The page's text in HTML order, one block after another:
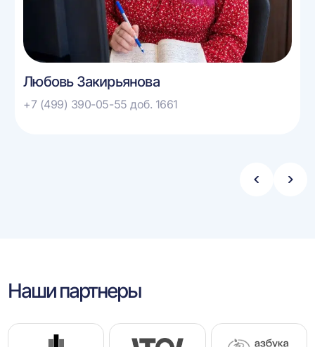
Любовь Закирьянова
+7 (499) 390-05-55 доб. 1661
Стрелка
Наши партнеры